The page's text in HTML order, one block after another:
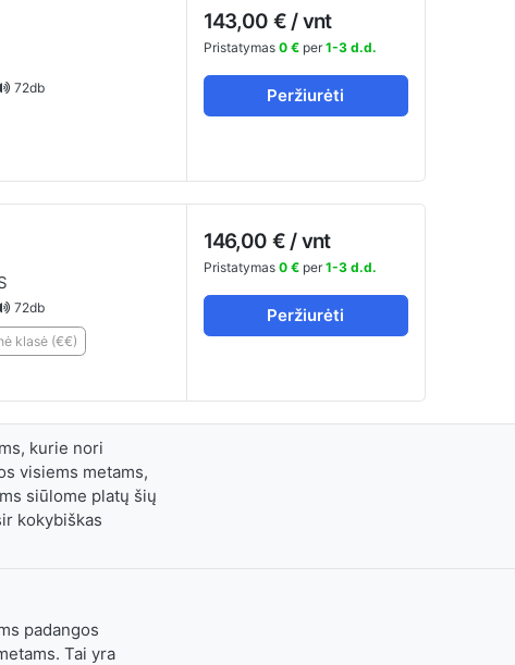
72db
143,00 € / vnt
Pristatymas 0 €per 1-3 d.d.
Peržiurėti
72db
klasė (€€)
146,00 € / vnt
Pristatymas 0 €per 1-3 d.d.
Peržiurėti
kurie nori
visiems metams,
siūlome platų šių
kokybiškas
padangos
Tai yra